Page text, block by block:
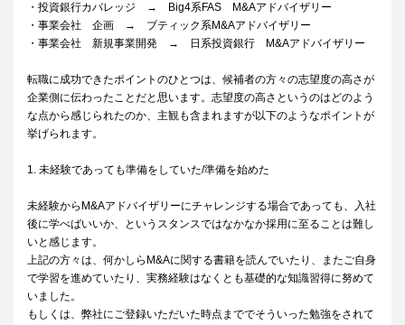
・投資銀行カバレッジ → Big4系FAS M&Aアドバイザリー
・事業会社 企画 → ブティック系M&Aアドバイザリー
・事業会社 新規事業開発 → 日系投資銀行 M&Aアドバイザリー
転職に成功できたポイントのひとつは、候補者の方々の志望度の高さが
企業側に伝わったことだと思います。志望度の高さというのはどのよう
な点から感じられたのか、主観も含まれますが以下のようなポイントが
挙げられます。
1. 未経験であっても準備をしていた/準備を始めた
未経験からM&Aアドバイザリーにチャレンジする場合であっても、入社
後に学べばいいか、というスタンスではなかなか採用に至ることは難し
いと感じます。
上記の方々は、何かしらM&Aに関する書籍を読んでいたり、またご自身
で学習を進めていたり、実務経験はなくとも基礎的な知識習得に努めて
いました。
もしくは、弊社にご登録いただいた時点まででそういった勉強をされて